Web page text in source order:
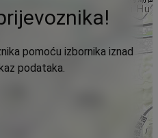
pomoću izbornika iznad
podataka.